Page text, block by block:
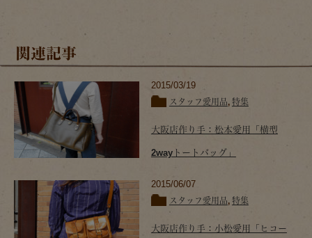
関連記事
2015/03/19
スタッフ愛用品, 特集
大阪店作り手：松本愛用「横型
2wayトートバッグ」
2015/06/07
スタッフ愛用品, 特集
大阪店作り手：小松愛用「ヒコー